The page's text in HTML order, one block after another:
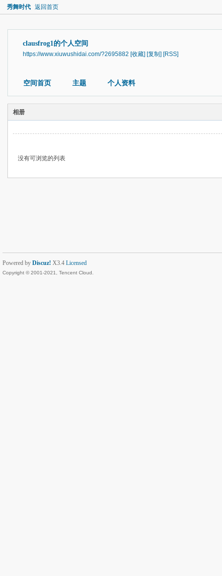
秀舞时代 返回首页
clausfrog1的个人空间
https://www.xiuwushidai.com/?2695882 [收藏] [复制] [RSS]
空间首页 主题 个人资料
相册
没有可浏览的列表
Powered by Discuz! X3.4 Licensed
Copyright © 2001-2021, Tencent Cloud.